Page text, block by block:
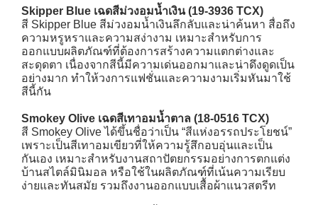
Skipper Blue เฉดสีม่วงอมน้ำเงิน (19-3936 TCX)
สี Skipper Blue สีม่วงอมน้ำเงินลึกลับและน่าค้นหา สื่อถึง
ความหรูหราและความสง่างาม เหมาะสำหรับการ
ออกแบบผลิตภัณฑ์ที่ต้องการสร้างความแตกต่างและ
สะดุดตา เนื่องจากสีนี้มีความเด่นออกมาและน่าดึงดูดเป็น
อย่างมาก ทำให้วงการแฟชั่นและความงามเริ่มหันมาใช้
สีนี้กัน
Smokey Olive เฉดสีเทาอมน้ำตาล (18-0516 TCX)
สี Smokey Olive ได้ขึ้นชื่อว่าเป็น “สีแห่งอรรถประโยชน์”
เพราะเป็นสีเทาอมเขียวที่ให้ความรู้สึกอบอุ่นและเป็น
กันเอง เหมาะสำหรับงานสถาปัตยกรรมอย่างการตกแต่ง
บ้านสไตล์มินิมอล หรือใช้ในผลิตภัณฑ์ที่เน้นความเรียบ
ง่ายและทันสมัย รวมถึงงานออกแบบเสื้อผ้าแนวสตรีท